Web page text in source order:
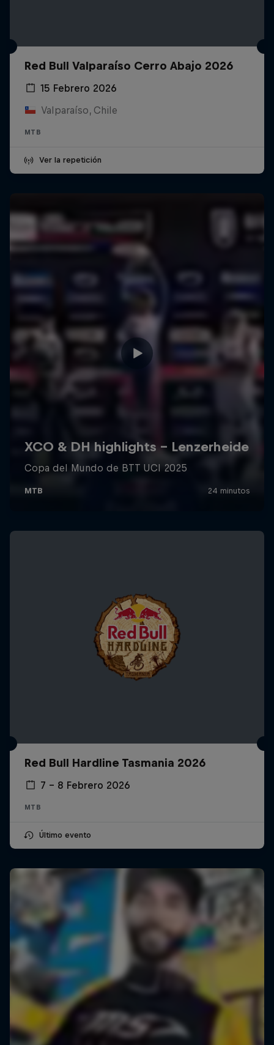
Red Bull Valparaíso Cerro Abajo 2026
15 Febrero 2026
Valparaíso, Chile
MTB
Ver la repetición
Red Bull Hardline Tasmania 2026
7 – 8 Febrero 2026
MTB
Último evento